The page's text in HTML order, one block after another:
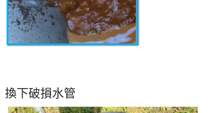
換下破損水管